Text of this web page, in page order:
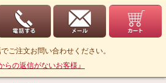
ご注文お問い合わせください。
らの返信がないお客様』